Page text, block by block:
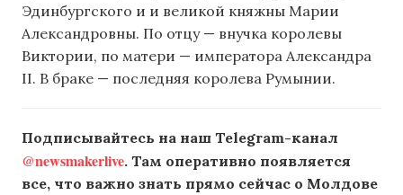
Эдинбургского и и великой княжны Марии
Александровны. По отцу — внучка королевы
Виктории, по матери — императора Александра
II. В браке — последняя королева Румынии.
Подписывайтесь на наш Telegram-канал
@newsmakerlive. Там оперативно появляется
все, что важно знать прямо сейчас о Молдове